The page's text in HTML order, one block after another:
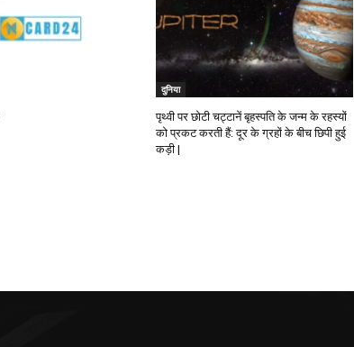
दुनिया
पृथ्वी पर छोटी चट्टानें बृहस्पति के जन्म के रहस्यों
को प्रकट करती हैं: दूर के ग्रहों के बीच छिपी हुई
कड़ी |